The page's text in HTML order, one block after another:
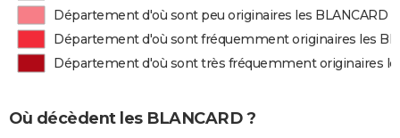
Département d'où sont peu originaires les BLANCARD
Département d'où sont fréquemment originaires les
Département d'où sont très fréquemment originaires
Où décèdent les BLANCARD ?